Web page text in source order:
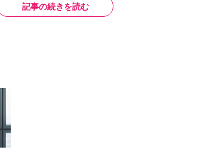
記事の続きを読む